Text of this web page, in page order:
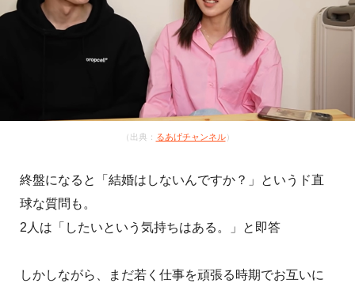
（出典： るあげチャンネル）
終盤になると「結婚はしないんですか？」というド直
球な質問も。
2人は「したいという気持ちはある。」と即答
しかしながら、まだ若く仕事を頑張る時期でお互いに